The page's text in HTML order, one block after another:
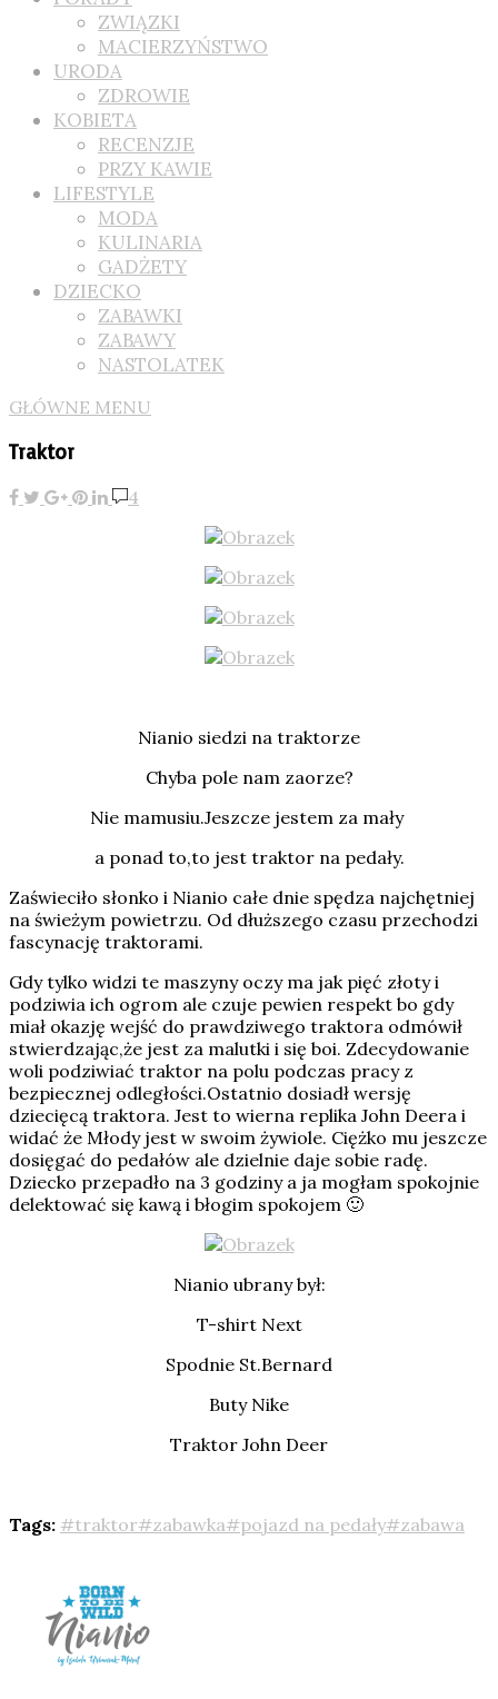
ZWIĄZKI
MACIERZYŃSTWO
URODA
ZDROWIE
KOBIETA
RECENZJE
PRZY KAWIE
LIFESTYLE
MODA
KULINARIA
GADŻETY
DZIECKO
ZABAWKI
ZABAWY
NASTOLATEK
GŁÓWNE MENU
Traktor
4
Nianio siedzi na traktorze
Chyba pole nam zaorze?
Nie mamusiu.Jeszcze jestem za mały
a ponad to,to jest traktor na pedały.
Zaświeciło słonko i Nianio całe dnie spędza najchętniej
na świeżym powietrzu. Od dłuższego czasu przechodzi
fascynację traktorami.
Gdy tylko widzi te maszyny oczy ma jak pięć złoty i
podziwia ich ogrom ale czuje pewien respekt bo gdy
miał okazję wejść do prawdziwego traktora odmówił
stwierdzając,że jest za malutki i się boi. Zdecydowanie
woli podziwiać traktor na polu podczas pracy z
bezpiecznej odległości.Ostatnio dosiadł wersję
dziecięcą traktora. Jest to wierna replika John Deera i
widać że Młody jest w swoim żywiole. Ciężko mu jeszcze
dosięgać do pedałów ale dzielnie daje sobie radę.
Dziecko przepadło na 3 godziny a ja mogłam spokojnie
delektować się kawą i błogim spokojem 🙂
Nianio ubrany był:
T-shirt Next
Spodnie St.Bernard
Buty Nike
Traktor John Deer
Tags: #traktor#zabawka#pojazd na pedały#zabawa